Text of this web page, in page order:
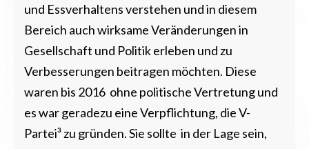
und Essverhaltens verstehen und in diesem
Bereich auch wirksame Veränderungen in
Gesellschaft und Politik erleben und zu
Verbesserungen beitragen möchten. Diese
waren bis 2016 ohne politische Vertretung und
es war geradezu eine Verpflichtung, die V-
Partei³ zu gründen. Sie sollte in der Lage sein,